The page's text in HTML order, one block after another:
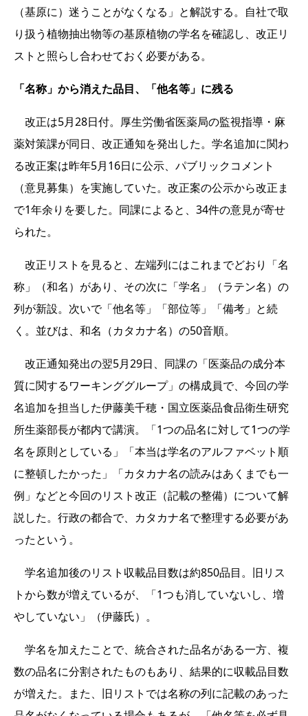
（基原に）迷うことがなくなる」と解説する。自社で取
り扱う植物抽出物等の基原植物の学名を確認し、改正リ
ストと照らし合わせておく必要がある。
「名称」から消えた品目、「他名等」に残る
改正は5月28日付。厚生労働省医薬局の監視指導・麻
薬対策課が同日、改正通知を発出した。学名追加に関わ
る改正案は昨年5月16日に公示、パブリックコメント
（意見募集）を実施していた。改正案の公示から改正ま
で1年余りを要した。同課によると、34件の意見が寄せ
られた。
改正リストを見ると、左端列にはこれまでどおり「名
称」（和名）があり、その次に「学名」（ラテン名）の
列が新設。次いで「他名等」「部位等」「備考」と続
く。並びは、和名（カタカナ名）の50音順。
改正通知発出の翌5月29日、同課の「医薬品の成分本
質に関するワーキンググループ」の構成員で、今回の学
名追加を担当した伊藤美千穂・国立医薬品食品衛生研究
所生薬部長が都内で講演。「1つの品名に対して1つの学
名を原則としている」「本当は学名のアルファベット順
に整頓したかった」「カタカナ名の読みはあくまでも一
例」などと今回のリスト改正（記載の整備）について解
説した。行政の都合で、カタカナ名で整理する必要があ
ったという。
学名追加後のリスト収載品目数は約850品目。旧リス
トから数が増えているが、「1つも消していないし、増
やしていない」（伊藤氏）。
学名を加えたことで、統合された品名がある一方、複
数の品名に分割されたものもあり、結果的に収載品目数
が増えた。また、旧リストでは名称の列に記載のあった